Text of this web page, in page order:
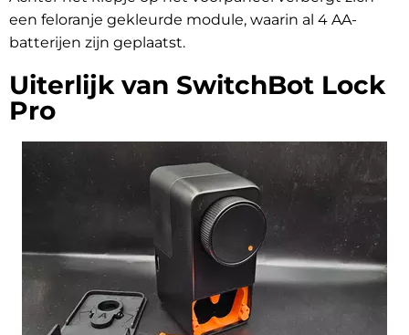
een feloranje gekleurde module, waarin al 4 AA-
batterijen zijn geplaatst.
Uiterlijk van SwitchBot Lock
Pro